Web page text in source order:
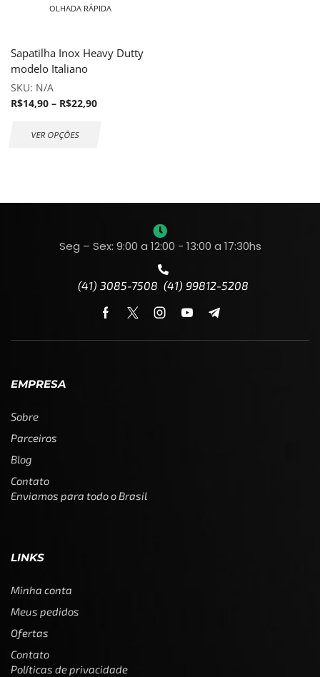
OLHADA RÁPIDA
Sapatilha Inox Heavy Dutty
modelo Italiano
SKU: N/A
R$14,90 – R$22,90
VER OPÇÕES
Seg – Sex: 9:00 a 12:00 - 13:00 a 17:30hs
(41) 3085-7508 (41) 99812-5208
EMPRESA
Sobre
Parceiros
Blog
Contato
Enviamos para todo o Brasil
LINKS
Minha conta
Meus pedidos
Ofertas
Contato
Políticas de privacidade